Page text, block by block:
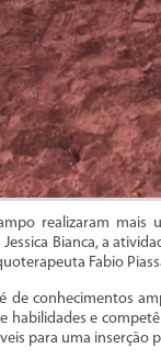
realizaram mais
Bianca, a
Fabio
conhecimentos
e
para uma